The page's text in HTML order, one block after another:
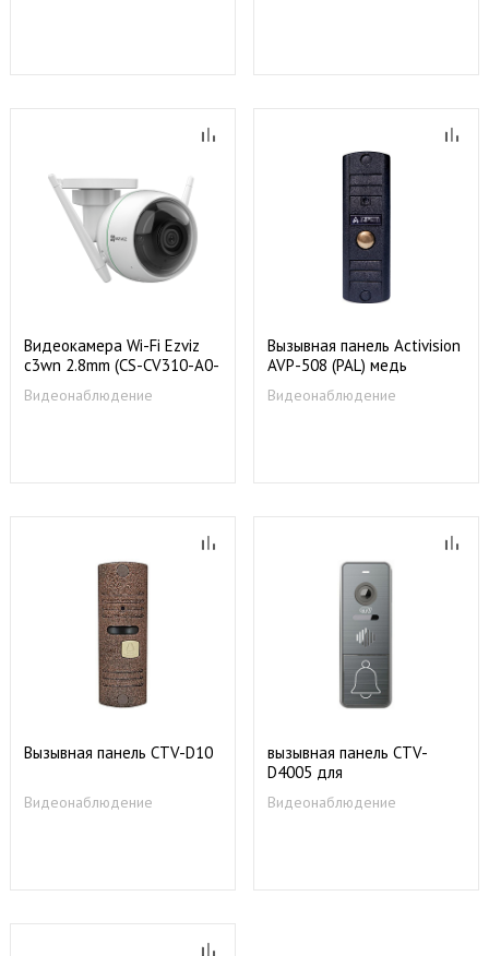
Видеокамера Wi-Fi Ezviz
c3wn 2.8mm (CS-CV310-A0-
Видеонаблюдение
Вызывная панель Activision
AVP-508 (PAL) медь
Видеонаблюдение
Вызывная панель CTV-D10
Видеонаблюдение
вызывная панель CTV-
D4005 для
видеодомофонов
Видеонаблюдение